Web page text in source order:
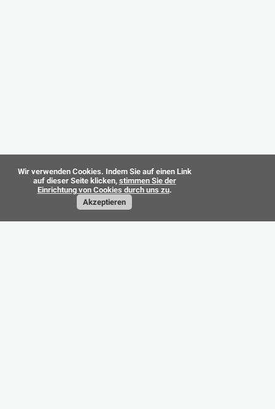
Wir verwenden Cookies. Indem Sie auf einen Link
auf dieser Seite klicken, stimmen Sie der
Einrichtung von Cookies durch uns zu.
Akzeptieren